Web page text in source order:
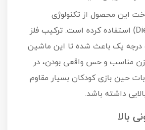
این محصول از تکنولوژی
دایکاست (Die-cast) استفاده کرده است. ترکیب فلز
درجه یک باعث شده تا این ماشین
مناسب و حس واقعی بودن، در
حین بازی کودکان بسیار مقاوم
داشته باشد.
بالا